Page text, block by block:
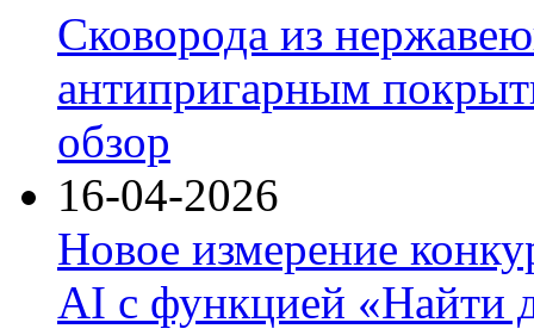
Сковорода из
антипригарным
обзор
16-04-2026
Новое измерение
AI с функцией «Найти